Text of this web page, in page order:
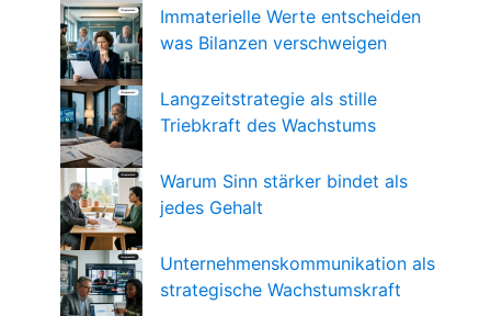
Immaterielle Werte entscheiden
was Bilanzen verschweigen
Langzeitstrategie als stille
Triebkraft des Wachstums
Warum Sinn stärker bindet als
jedes Gehalt
Unternehmenskommunikation als
strategische Wachstumskraft